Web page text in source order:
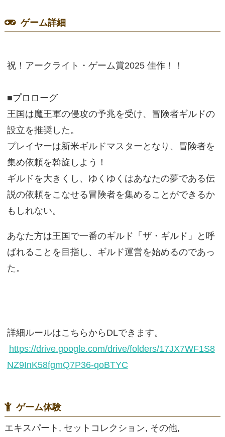
ゲーム詳細
祝！アークライト・ゲーム賞2025 佳作！！
■プロローグ
王国は魔王軍の侵攻の予兆を受け、冒険者ギルドの
設立を推奨した。
プレイヤーは新米ギルドマスターとなり、冒険者を
集め依頼を斡旋しよう！
ギルドを大きくし、ゆくゆくはあなたの夢である伝
説の依頼をこなせる冒険者を集めることができるか
もしれない。
あなた方は王国で一番のギルド「ザ・ギルド」と呼
ばれることを目指し、ギルド運営を始めるのであっ
た。
詳細ルールはこちらからDLできます。
https://drive.google.com/drive/folders/17JX7WF1S8
NZ9InK58fgmQ7P36-qoBTYC
ゲーム体験
エキスパート, セットコレクション, その他,